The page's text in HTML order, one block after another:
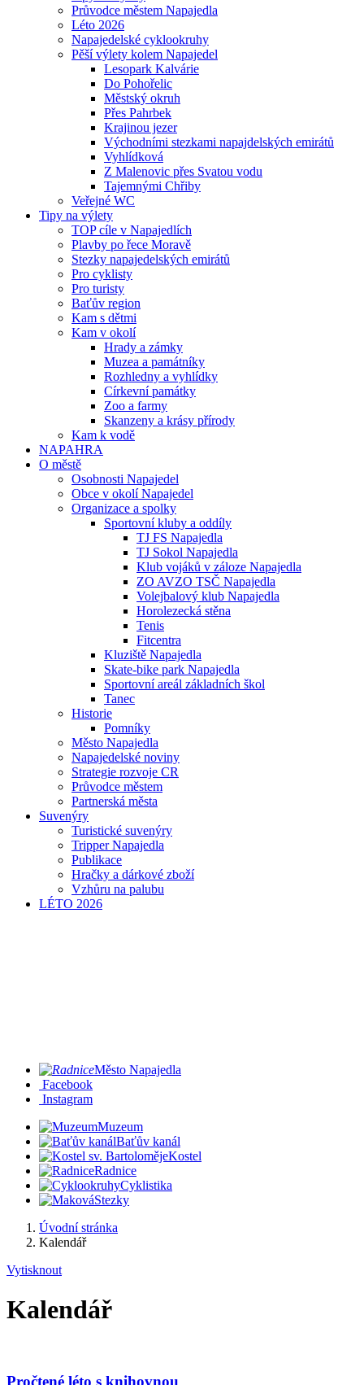
Průvodce městem Napajedla
Léto 2026
Napajedelské cyklookruhy
Pěší výlety kolem Napajedel
Lesopark Kalvárie
Do Pohořelic
Městský okruh
Přes Pahrbek
Krajinou jezer
Východními stezkami napajdelských emirátů
Vyhlídková
Z Malenovic přes Svatou vodu
Tajemnými Chřiby
Veřejné WC
Tipy na výlety
TOP cíle v Napajedlích
Plavby po řece Moravě
Stezky napajedelských emirátů
Pro cyklisty
Pro turisty
Baťův region
Kam s dětmi
Kam v okolí
Hrady a zámky
Muzea a památníky
Rozhledny a vyhlídky
Církevní památky
Zoo a farmy
Skanzeny a krásy přírody
Kam k vodě
NAPAHRA
O městě
Osobnosti Napajedel
Obce v okolí Napajedel
Organizace a spolky
Sportovní kluby a oddíly
TJ FS Napajedla
TJ Sokol Napajedla
Klub vojáků v záloze Napajedla
ZO AVZO TSČ Napajedla
Volejbalový klub Napajedla
Horolezecká stěna
Tenis
Fitcentra
Kluziště Napajedla
Skate-bike park Napajedla
Sportovní areál základních škol
Tanec
Historie
Pomníky
Město Napajedla
Napajedelské noviny
Strategie rozvoje CR
Průvodce městem
Partnerská města
Suvenýry
Turistické suvenýry
Tripper Napajedla
Publikace
Hračky a dárkové zboží
Vzhůru na palubu
LÉTO 2026
Město Napajedla
Facebook
Instagram
Muzeum
Baťův kanál
Kostel
Radnice
Cyklistika
Stezky
Úvodní stránka
Kalendář
Vytisknout
Kalendář
Pročtené léto s knihovnou